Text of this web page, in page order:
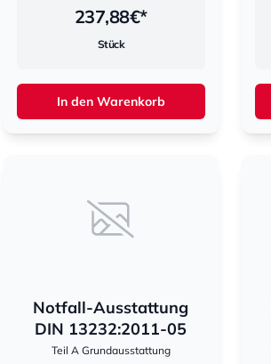
237,88€*
Stück
In den Warenkorb
Notfall-Ausstattung
DIN 13232:2011-05
Teil A Grundausstattung